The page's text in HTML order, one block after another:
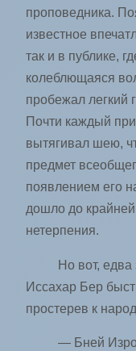
проповедника.
известное
так и в публике,
колеблющаяся
пробежал легкий
Почти каждый
вытягивал шею,
предмет
появлением его
дошло до
нетерпения.
Но вот, едва
Иссахар Бер
простерев к
— Бней